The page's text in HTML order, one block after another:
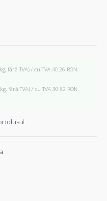
fără TVA) / cu TVA 40.26 RON
fără TVA) / cu TVA 30.82 RON